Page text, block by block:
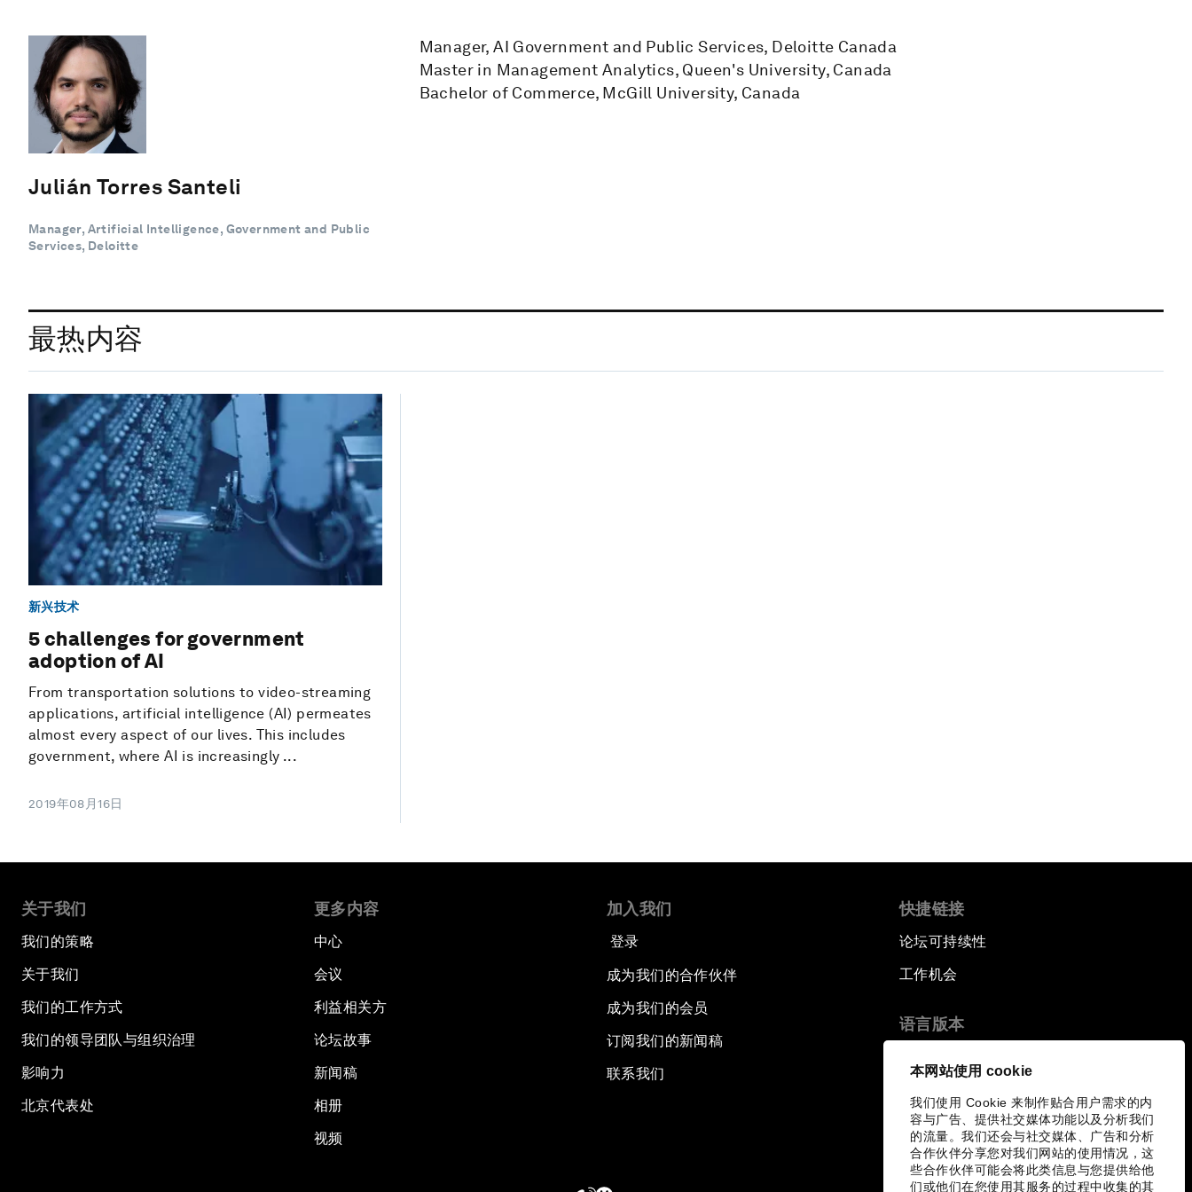
本网站使用 cookie
我们使用 Cookie 来制作贴合用户需求的内
容与广告、提供社交媒体功能以及分析我们
的流量。我们还会与社交媒体、广告和分析
合作伙伴分享您对我们网站的使用情况，这
些合作伙伴可能会将此类信息与您提供给他
们或他们在您使用其服务的过程中收集的其
Julián Torres Santeli
Manager, Artificial Intelligence, Government and Public
Services, Deloitte
Manager, AI Government and Public Services, Deloitte Canada
Master in Management Analytics, Queen's University, Canada
Bachelor of Commerce, McGill University, Canada
最热内容
新兴技术
5 challenges for government
adoption of AI
From transportation solutions to video-streaming
applications, artificial intelligence (AI) permeates
almost every aspect of our lives. This includes
government, where AI is increasingly ...
2019年08月16日
关于我们
我们的策略
关于我们
我们的工作方式
我们的领导团队与组织治理
影响力
北京代表处
更多内容
中心
会议
利益相关方
论坛故事
新闻稿
相册
视频
加入我们
登录
成为我们的合作伙伴
成为我们的会员
订阅我们的新闻稿
联系我们
快捷链接
论坛可持续性
工作机会
语言版本